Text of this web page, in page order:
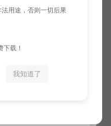
老没问题 无后续消
·怪物刷新】
用途，否则一切后果
载！
我知道了